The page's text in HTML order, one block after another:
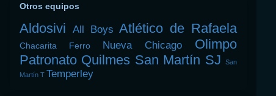
Otros equipos
Aldosivi All Boys Atlético de Rafaela
Chacarita Ferro Nueva Chicago
Olimpo
Patronato Quilmes San Martín SJ
San
Martín T Temperley